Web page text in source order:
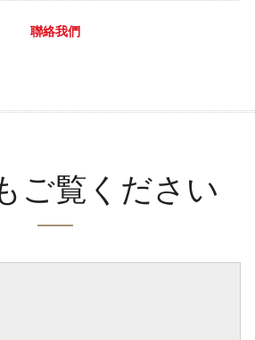
聯絡我們
ご覧ください